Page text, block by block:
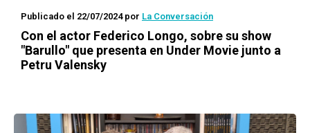
Publicado el 22/07/2024por La Conversación
Con el actor Federico Longo, sobre su show
"Barullo" que presenta en Under Movie junto a
Petru Valensky